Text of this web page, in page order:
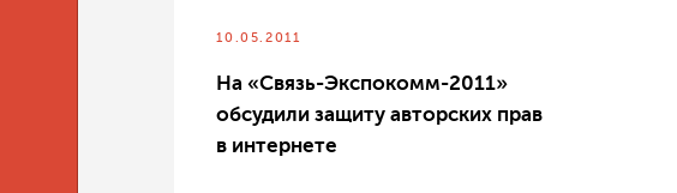
10.05.2011
На «Связь-Экспокомм-2011»
обсудили защиту авторских прав
в интернете